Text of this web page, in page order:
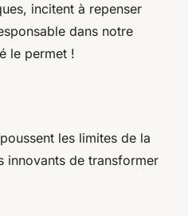
incitent à repenser
dans notre
le permet !
les limites de la
innovants de transformer